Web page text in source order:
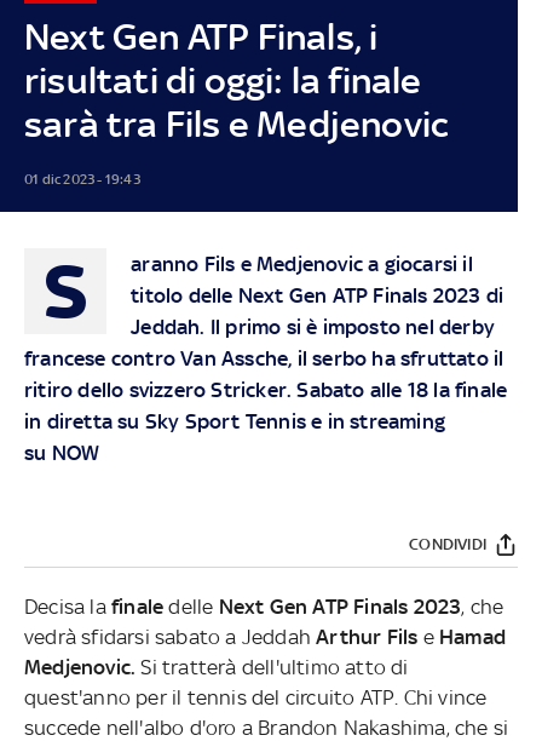
Next Gen ATP Finals, i
risultati di oggi: la finale
sarà tra Fils e Medjenovic
01 dic 2023 - 19:43
S
aranno Fils e Medjenovic a giocarsi il
titolo delle Next Gen ATP Finals 2023 di
Jeddah. Il primo si è imposto nel derby
francese contro Van Assche, il serbo ha sfruttato il
ritiro dello svizzero Stricker. Sabato alle 18 la finale
in diretta su Sky Sport Tennis e in streaming
su NOW
CONDIVIDI
Decisa la finaledelle Next Gen ATP Finals 2023, che
vedrà sfidarsi sabato a JeddahArthur Fils e Hamad
Medjenovic.Si tratterà dell'ultimo atto di
quest'anno per il tennis del circuito ATP. Chi vince
succede nell'albo d'oro a Brandon Nakashima, che si